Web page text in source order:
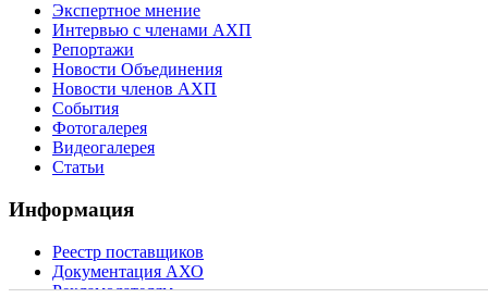
Экспертное мнение
Интервью с членами АХП
Репортажи
Новости Объединения
Новости членов АХП
События
Фотогалерея
Видеогалерея
Статьи
Информация
Реестр поставщиков
Документация АХО
Рекламодателям